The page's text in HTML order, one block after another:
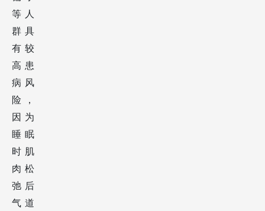
偏小
等人
群具
有较
高患
病风
险，
因为
睡眠
时肌
肉松
弛后